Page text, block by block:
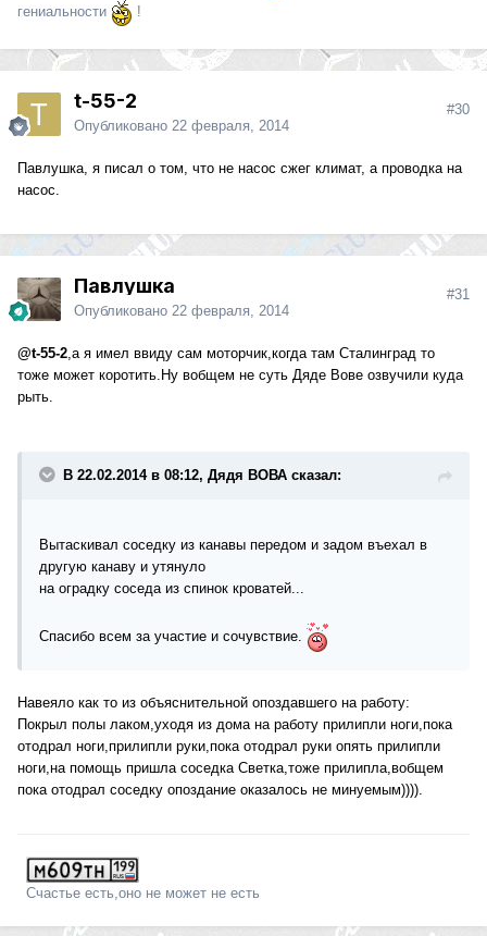
гениальности
!
t-55-2
Опубликовано 22 февраля, 2014
#30
Павлушка, я писал о том, что не насос сжег климат, а проводка на
насос.
Павлушка
Опубликовано 22 февраля, 2014
#31
@t-55-2,а я имел ввиду сам моторчик,когда там Сталинград то
тоже может коротить.Ну вобщем не суть Дяде Вове озвучили куда
рыть.
В 22.02.2014 в 08:12, Дядя ВОВА сказал:
Вытаскивал соседку из канавы передом и задом въехал в
другую канаву и утянуло
на оградку соседа из спинок кроватей...
Спасибо всем за участие и сочувствие.
Навеяло как то из объяснительной опоздавшего на работу:
Покрыл полы лаком,уходя из дома на работу прилипли ноги,пока
отодрал ноги,прилипли руки,пока отодрал руки опять прилипли
ноги,на помощь пришла соседка Светка,тоже прилипла,вобщем
пока отодрал соседку опоздание оказалось не минуемым)))).
Счастье есть,оно не может не есть